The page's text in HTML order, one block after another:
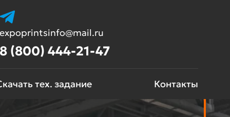
expoprintsinfo@mail.ru
8 (800) 444-21-47
тех. задание Контакты